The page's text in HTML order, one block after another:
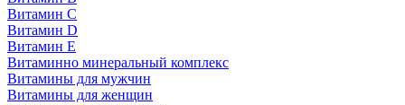
Витамин C
Витамин D
Витамин E
Витаминно минеральный комплекс
Витамины для мужчин
Витамины для женщин